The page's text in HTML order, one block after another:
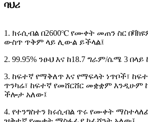
ባህሪ
1. ክሩሲብል በ2600℃ የሙቀት መጠን ስር
ውስጥ ጥቅም ላይ ሊውል ይችላል፤
2. 99.95% ንፁህ እና ከ18.7 ግራም/ሴሜ 3
3. ከፍተኛ የማቅለጥ እና የማፍላት ነጥቦች፣
ጥንካሬ፣ ከፍተኛ የመሸርሸር መቋቋም እንዲሁም
ችሎታ አለው፤
4. የተንግስተን ክሩሲብል ጥሩ የሙቀት